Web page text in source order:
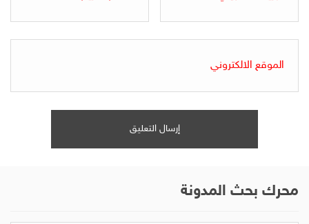
محرك بحث المدونة